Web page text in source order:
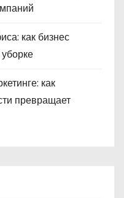
как бизнес
как
превращает